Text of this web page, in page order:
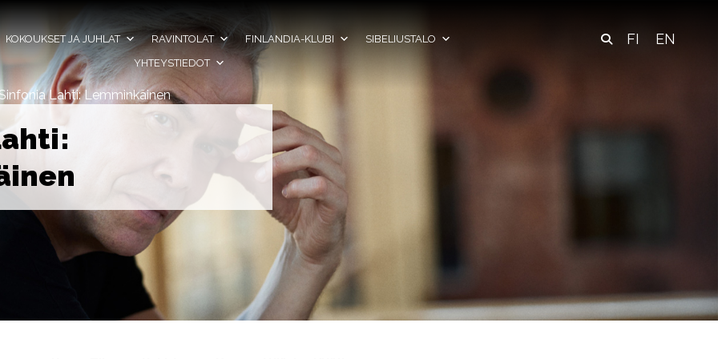
KOKOUKSET JA JUHLAT RAVINTOLAT FINLANDIA-KLUBI
SIBELIUSTALO
YHTEYSTIEDOT
FI EN
Sinfonia Lahti: Lemminkäinen